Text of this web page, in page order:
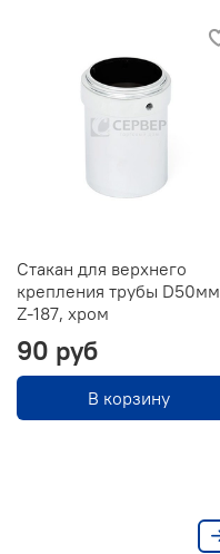
Стакан для верхнего
крепления трубы D50мм
Z-187, хром
90 руб
В корзину